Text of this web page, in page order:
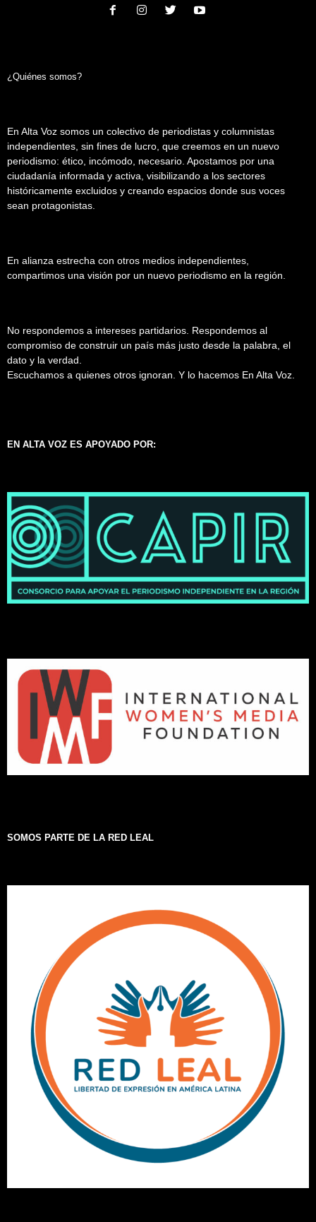
¿Quiénes somos?
En Alta Voz somos un colectivo de periodistas y columnistas
independientes, sin fines de lucro, que creemos en un nuevo
periodismo: ético, incómodo, necesario. Apostamos por una
ciudadanía informada y activa, visibilizando a los sectores
históricamente excluidos y creando espacios donde sus voces
sean protagonistas.
En alianza estrecha con otros medios independientes,
compartimos una visión por un nuevo periodismo en la región.
No respondemos a intereses partidarios. Respondemos al
compromiso de construir un país más justo desde la palabra, el
dato y la verdad.
Escuchamos a quienes otros ignoran. Y lo hacemos En Alta Voz.
EN ALTA VOZ ES APOYADO POR:
SOMOS PARTE DE LA RED LEAL